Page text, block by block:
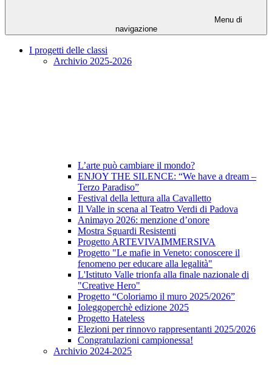
Menu di
navigazione
I progetti delle classi
Archivio 2025-2026
L’arte può cambiare il mondo?
ENJOY THE SILENCE: “We have a dream –
Terzo Paradiso”
Festival della lettura alla Cavalletto
Il Valle in scena al Teatro Verdi di Padova
Animayo 2026: menzione d’onore
Mostra Sguardi Resistenti
Progetto ARTEVIVAIMMERSIVA
Progetto "Le mafie in Veneto: conoscere il
fenomeno per educare alla legalità"
L'Istituto Valle trionfa alla finale nazionale di
"Creative Hero"
Progetto “Coloriamo il muro 2025/2026”
Ioleggoperchè edizione 2025
Progetto Hateless
Elezioni per rinnovo rappresentanti 2025/2026
Congratulazioni campionessa!
Archivio 2024-2025